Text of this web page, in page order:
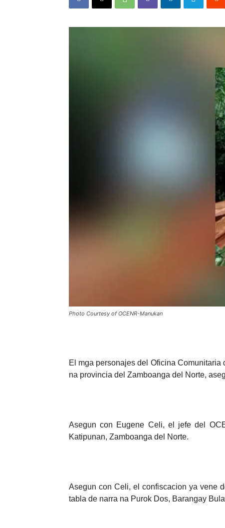
Photo Courtesy of OCENR-Manukan
El mga personajes del Oficina
na provincia del Zamboanga del Norte,
Asegun con Eugene Celi, el jefe del
Katipunan, Zamboanga del Norte.
Asegun con Celi, el confiscacion ya vene
tabla de narra na Purok Dos, Barangay